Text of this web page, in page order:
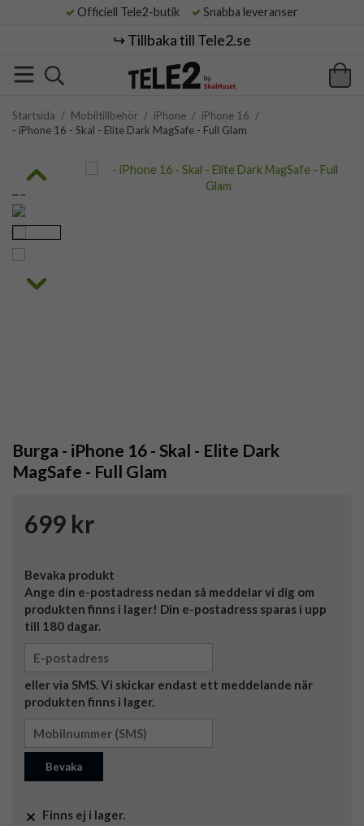
Officiell Tele2-butik Snabba leveranser
↪️ Tillbaka till Tele2.se
Startsida / Mobiltillbehör / iPhone / iPhone 16 /
- iPhone 16 - Skal - Elite Dark MagSafe - Full Glam
Burga - iPhone 16 - Skal - Elite Dark
MagSafe - Full Glam
699 kr
Bevaka produkt
Ange din e-postadress nedan så meddelar vi dig om
produkten finns i lager! Din e-postadress sparas i upp
till 180 dagar.
eller via SMS. Vi skickar endast ett meddelande när
produkten finns i lager.
Bevaka
Finns ej i lager.